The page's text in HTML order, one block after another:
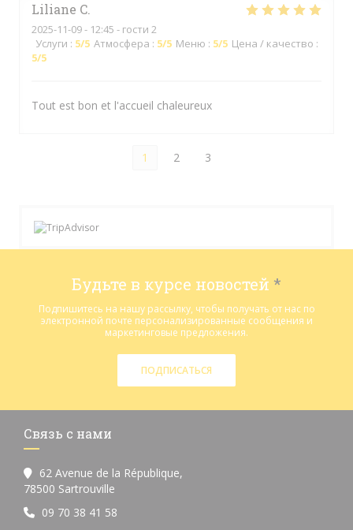
Liliane C
2025-11-09- 12:45 - гости 2
Услуги : 5/5 Атмосфера : 5/5 Меню : 5/5 Цена / качество :
5/5
Tout est bon et l'accueil chaleureux
1 2 3
Будьте в курсе новостей *
Подпишитесь на нашу рассылку, чтобы получать от нас по
электронной почте персонализированные сообщения и
маркетинговые предложения.
ПОДПИСАТЬСЯ
Связь с нами
62 Avenue de la République,
78500 Sartrouville
09 70 38 41 58